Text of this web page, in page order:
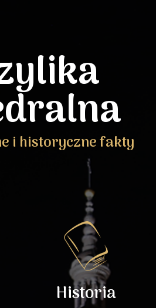
i historyczne fakty
Historia